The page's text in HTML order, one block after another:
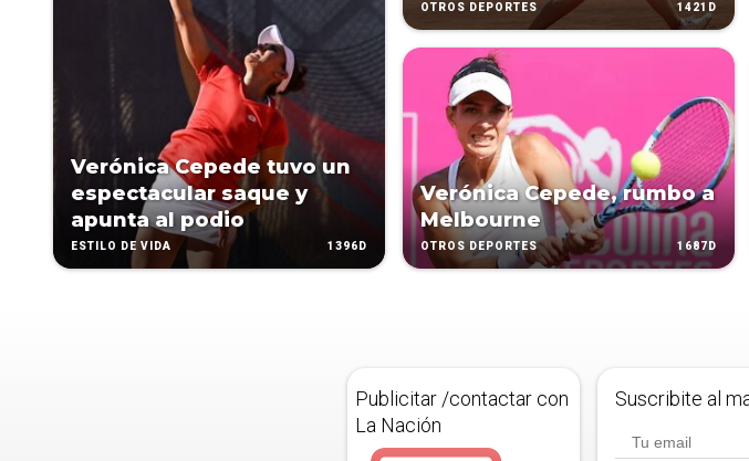
Verónica Cepede tuvo un
espectacular saque y
apunta al podio
ESTILO DE VIDA 1396D
OTROS DEPORTES 1421D
Verónica Cepede, rumbo a
Melbourne
OTROS DEPORTES 1687D
Publicitar /contactar con
La Nación
Suscribite al